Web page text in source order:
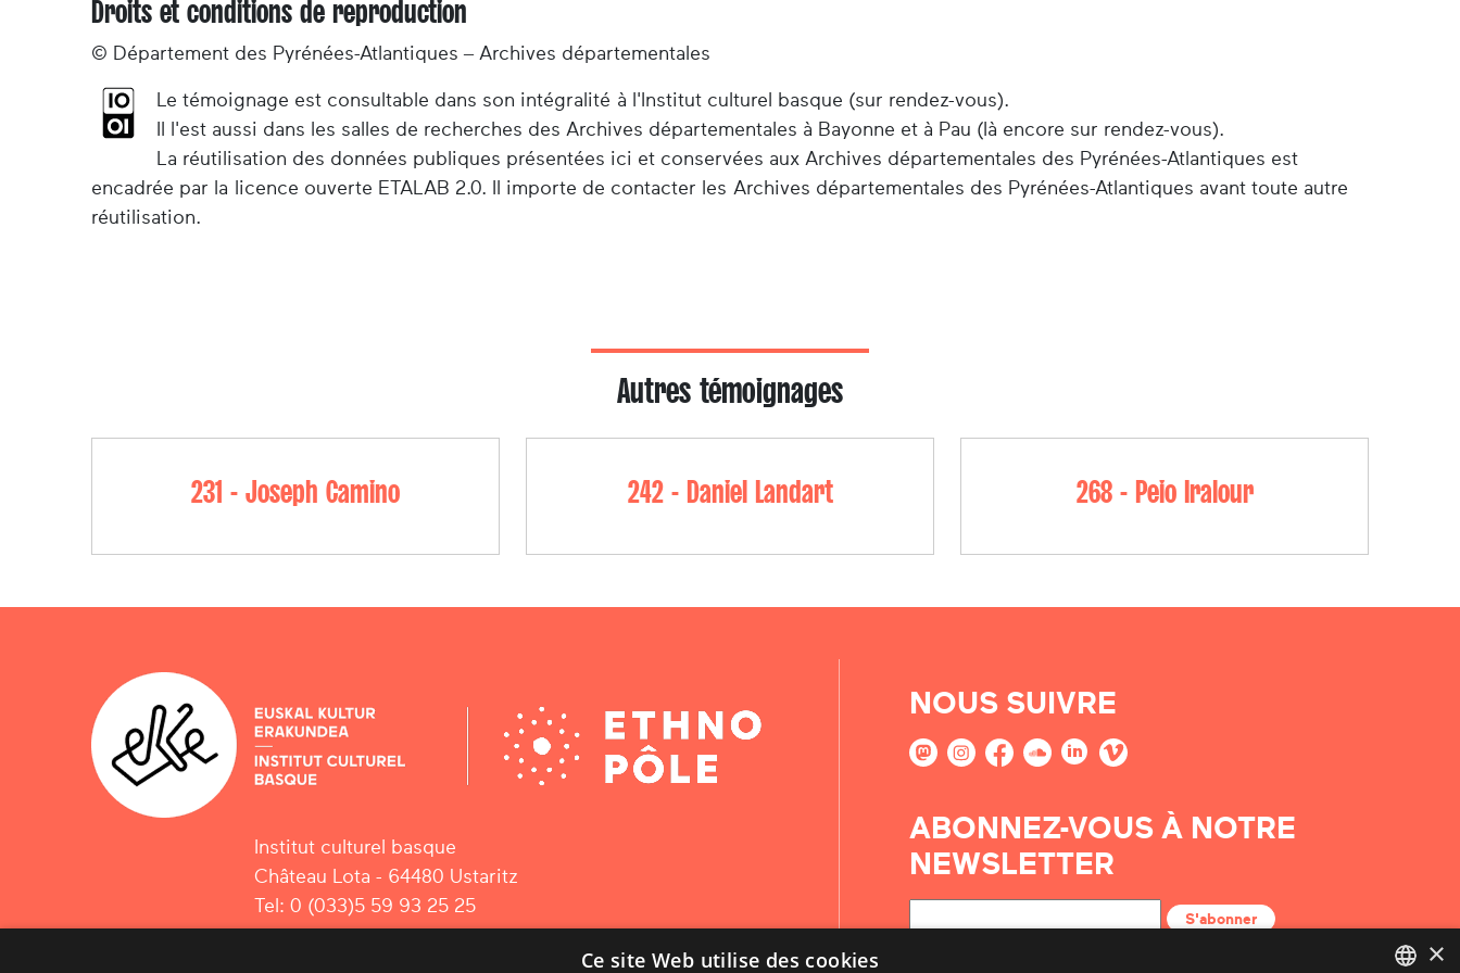
Droits et conditions de reproduction
© Département des Pyrénées-Atlantiques – Archives départementales
Le témoignage est consultable dans son intégralité à l'Institut culturel basque (sur rendez-vous).
Il l'est aussi dans les salles de recherches des Archives départementales à Bayonne et à Pau (là encore sur rendez-vous).
La réutilisation des données publiques présentées ici et conservées aux Archives départementales des Pyrénées-Atlantiques est
encadrée par la licence ouverte ETALAB 2.0. Il importe de contacter les Archives départementales des Pyrénées-Atlantiques avant toute autre
réutilisation.
Autres témoignages
231 - Joseph Camino 242 - Daniel Landart 268 - Peio Iralour
Institut culturel basque
Château Lota - 64480 Ustaritz
Tel: 0 (033)5 59 93 25 25
NOUS SUIVRE
ABONNEZ-VOUS À NOTRE
NEWSLETTER
S'abonner
×
Ce site Web utilise des cookies